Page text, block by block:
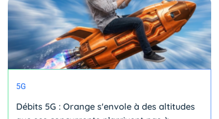
5G
Débits 5G : Orange s'envole à des altitudes